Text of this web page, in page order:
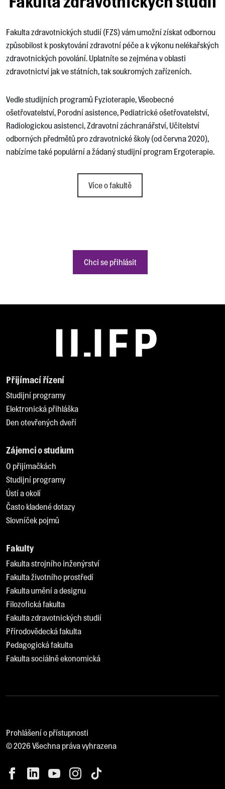
Fakulta zdravotnických studií (FZS) vám umožní získat odbornou
způsobilost k poskytování zdravotní péče a k výkonu nelékařských
zdravotnických povolání. Uplatníte se zejména v oblasti
zdravotnictví jak ve státních, tak soukromých zařízeních.
Vedle studijních programů Fyzioterapie, Všeobecné
ošetřovatelství, Porodní asistence, Pediatrické ošetřovatelství,
Radiologickou asistenci, Zdravotní záchranářství, Učitelství
odborných předmětů pro zdravotnické školy (od června 2020),
nabízíme také populární a žádaný studijní program Ergoterapie.
Více o fakultě
Chci se přihlásit
Přijímací řízení
Studijní programy
Elektronická přihláška
Den otevřených dveří
Zájemci o studium
O přijímačkách
Studijní programy
Ústí a okolí
Často kladené dotazy
Slovníček pojmů
Fakulty
Fakulta strojního inženýrství
Fakulta životního prostředí
Fakulta umění a designu
Filozofická fakulta
Fakulta zdravotnických studií
Přírodovědecká fakulta
Pedagogická fakulta
Fakulta sociálně ekonomická
Prohlášení o přístupnosti
© 2026 Všechna práva vyhrazena